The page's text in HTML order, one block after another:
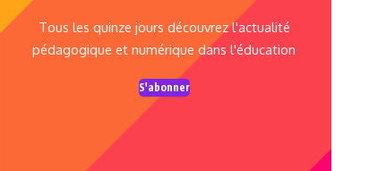
Tous les quinze jours découvrez l'actualité
pédagogique et numérique dans l'éducation
S'abonner